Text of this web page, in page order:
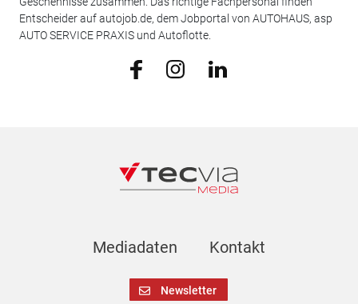
Entscheider auf autojob.de, dem Jobportal von AUTOHAUS, asp
AUTO SERVICE PRAXIS und Autoflotte.
Mediadaten Kontakt
Newsletter